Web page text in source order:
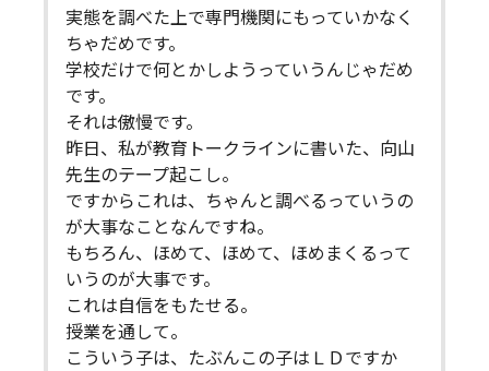
実態を調べた上で専門機関にもっていかなく
ちゃだめです。
学校だけで何とかしようっていうんじゃだめ
です。
それは傲慢です。
昨日、私が教育トークラインに書いた、向山
先生のテープ起こし。
ですからこれは、ちゃんと調べるっていうの
が大事なことなんですね。
もちろん、ほめて、ほめて、ほめまくるって
いうのが大事です。
これは自信をもたせる。
授業を通して。
こういう子は、たぶんこの子はＬＤですか